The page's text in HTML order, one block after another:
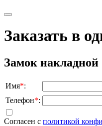
Заказать в
Замок
Имя*:
Телефон*:
Согласен с политикой